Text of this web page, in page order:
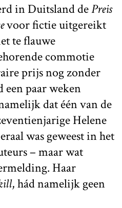
in Duitsland dePreis
voor fictie uitgereikt
te flauwe
commotie
prijs nog zonder
paar weken
dat één van de
Helene
was geweest in het
– maar wat
Haar
, hád namelijk geen